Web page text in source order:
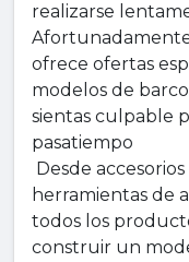
realizarse
ofrece ofertas
modelos de
sientas culpable
pasatiempo
Desde
herramientas de
todos los
construir un